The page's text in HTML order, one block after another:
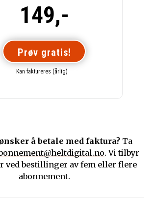
149,-
Prøv gratis!
Kan faktureres (årlig)
å betale med faktura? Ta
. Vi tilbyr
ved bestillinger av fem eller flere
abonnement.